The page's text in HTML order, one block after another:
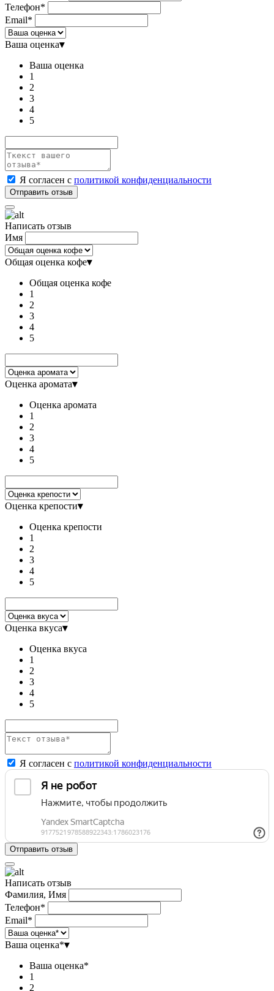
Телефон*
Email*
Ваша оценка▾
Ваша оценка
1
2
3
4
5
Я согласен с политикой конфиденциальности
Написать отзыв
Имя
Общая оценка кофе▾
Общая оценка кофе
1
2
3
4
5
Оценка аромата▾
Оценка аромата
1
2
3
4
5
Оценка крепости▾
Оценка крепости
1
2
3
4
5
Оценка вкуса▾
Оценка вкуса
1
2
3
4
5
Я согласен с политикой конфиденциальности
Написать отзыв
Фамилия, Имя
Телефон*
Email*
Ваша оценка*▾
Ваша оценка*
1
2